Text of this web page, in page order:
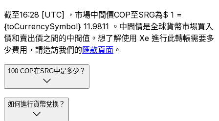
截至16:28 [UTC] ，市場中間價COP至SRG為$ 1 =
{toCurrencySymbol} 11.9811 。中間價是全球貨幣市場買入
價和賣出價之間的中間值。想了解使用 Xe 進行此轉帳需要多
少費用，請造訪我們的匯款頁面 。
100 COP在SRG中是多少？
如何進行貨幣兌換？